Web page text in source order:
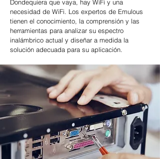
Dondequiera que vaya, hay WiFi y una
necesidad de WiFi. Los expertos de Emulous
tienen el conocimiento, la comprensión y las
herramientas para analizar su espectro
inalámbrico actual y diseñar a medida la
solución adecuada para su aplicación.